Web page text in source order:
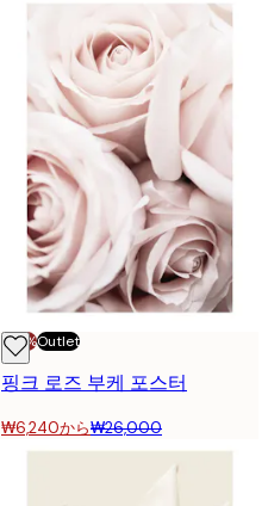
-70%Outlet
핑크 로즈 부케 포스터
₩6,240から₩26,000